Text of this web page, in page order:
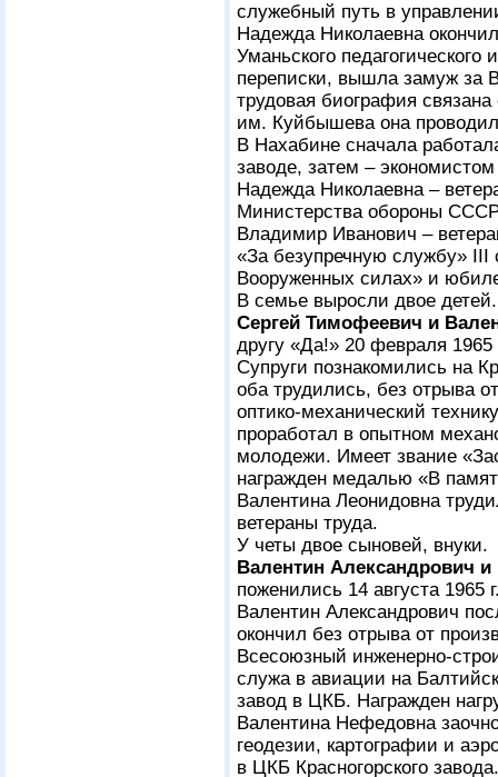
служебный путь в
Надежда Николаевна
Уманьского
переписки, вышла замуж за
трудовая биография
им. Куйбышева она
В Нахабине сначала
заводе, затем –
Надежда Николаевна –
Министерства обороны
Владимир Иванович –
«За безупречную службу» III
Вооруженных силах» и
В семье выросли двое детей.
Сергей Тимофеевич и
другу «Да!» 20 февраля 1965
Супруги познакомились на
оба трудились, без отрыва
оптико-механический
проработал в опытном
молодежи. Имеет звание
награжден медалью «В
Валентина Леонидовна
ветераны труда.
У четы двое сыновей, внуки.
Валентин Александрович
поженились 14 августа 1965
Валентин Александрович
окончил без отрыва от
Всесоюзный инженерно-
служа в авиации на
завод в ЦКБ. Награжден
Валентина Нефедовна
геодезии, картографии и
в ЦКБ Красногорского завода.